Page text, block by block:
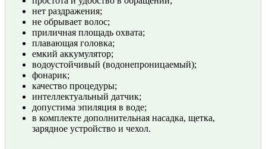
нет раздражения;
не обрывает волос;
приличная площадь охвата;
плавающая головка;
емкий аккумулятор;
водоустойчивый (водонепроницаемый);
фонарик;
качество процедуры;
интеллектуальный датчик;
допустима эпиляция в воде;
в комплекте дополнительная насадка, щетка,
зарядное устройство и чехол.